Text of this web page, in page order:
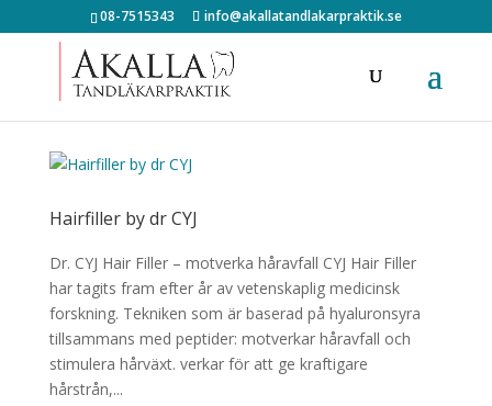
08-7515343 info@akallatandlakarpraktik.se
Hairfiller by dr CYJ
Dr. CYJ Hair Filler – motverka håravfall CYJ Hair Filler
har tagits fram efter år av vetenskaplig medicinsk
forskning. Tekniken som är baserad på hyaluronsyra
tillsammans med peptider: motverkar håravfall och
stimulera hårväxt. verkar för att ge kraftigare
hårstrån,...